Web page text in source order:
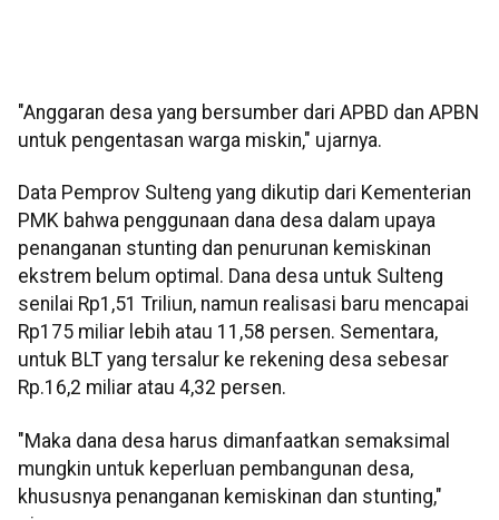
"Anggaran desa yang bersumber dari APBD dan APBN
untuk pengentasan warga miskin," ujarnya.
Data Pemprov Sulteng yang dikutip dari Kementerian
PMK bahwa penggunaan dana desa dalam upaya
penanganan stunting dan penurunan kemiskinan
ekstrem belum optimal. Dana desa untuk Sulteng
senilai Rp1,51 Triliun, namun realisasi baru mencapai
Rp175 miliar lebih atau 11,58 persen. Sementara,
untuk BLT yang tersalur ke rekening desa sebesar
Rp.16,2 miliar atau 4,32 persen.
"Maka dana desa harus dimanfaatkan semaksimal
mungkin untuk keperluan pembangunan desa,
khususnya penanganan kemiskinan dan stunting,"